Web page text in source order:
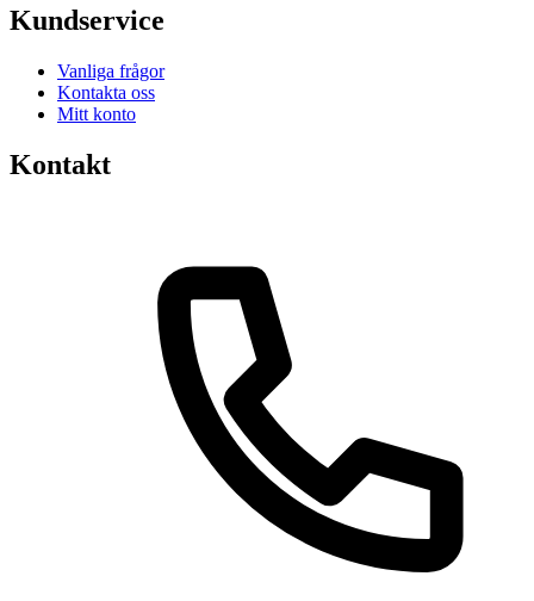
Kundservice
Vanliga frågor
Kontakta oss
Mitt konto
Kontakt